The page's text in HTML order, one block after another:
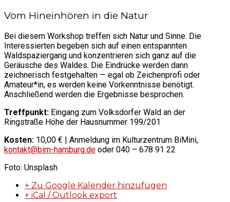
Vom Hineinhören in die Natur
Bei diesem Workshop treffen sich Natur und Sinne. Die
Interessierten begeben sich auf einen entspannten
Waldspaziergang und konzentrieren sich ganz auf die
Geräusche des Waldes. Die Eindrücke werden dann
zeichnerisch festgehalten — egal ob Zeichenprofi oder
Amateur*in, es werden keine Vorkenntnisse benötigt.
Anschließend werden die Ergebnisse besprochen.
Treffpunkt: Eingang zum Volksdorfer Wald an der
Ringstraße Höhe der Hausnummer 199/201
Kosten: 10,00 € | Anmeldung im Kulturzentrum BiMini,
kontakt@bim-hamburg.de oder 040 – 678 91 22
Foto: Unsplash
+ Zu Google Kalender hinzufügen
+ iCal / Outlook export